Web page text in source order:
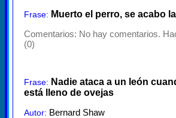
Frase: Muerto el perro, se acabo
Comentarios: No hay comentarios.
(0)
Frase: Nadie ataca a un león
está lleno de ovejas
Autor: Bernard Shaw